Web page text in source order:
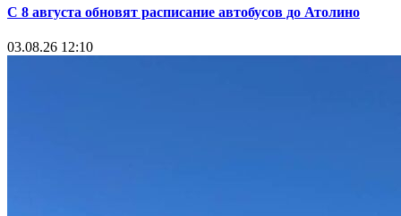
С 8 августа обновят расписание автобусов до Атолино
03.08.26 12:10